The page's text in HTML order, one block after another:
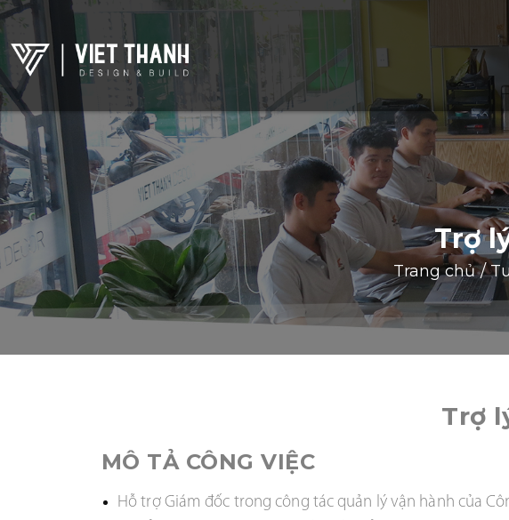
Trợ
Trang chủ/
Trợ
MÔ TẢ CÔNG VIỆC
Hỗ trợ Giám đốc trong công tác quản lý vận hành của